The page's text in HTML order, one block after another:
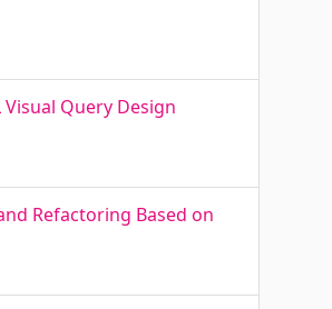
Query Design
Refactoring Based on